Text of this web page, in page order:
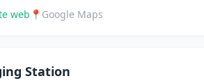
web 📍 Google Maps
Station